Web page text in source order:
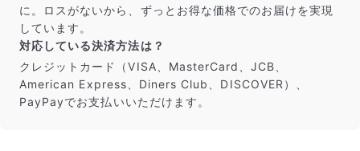
写真と同じものが届く？
に。ロスがないから、ずっとお得な価格でのお届けを実現
しています。
対応している決済方法は？
クレジットカード（VISA、MasterCard、JCB、
American Express、Diners Club、DISCOVER）、
PayPayでお支払いいただけます。